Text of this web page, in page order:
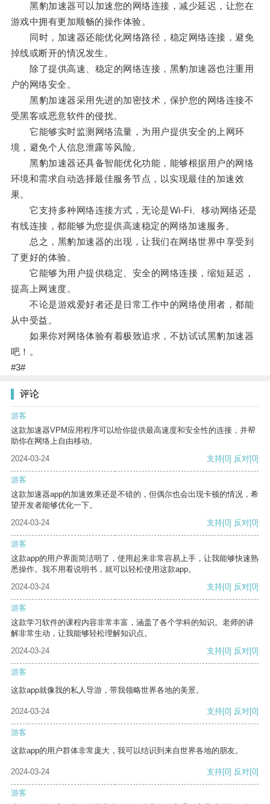
黑豹加速器可以加速您的网络连接，减少延迟，让您在
游戏中拥有更加顺畅的操作体验。
同时，加速器还能优化网络路径，稳定网络连接，避免
掉线或断开的情况发生。
除了提供高速、稳定的网络连接，黑豹加速器也注重用
户的网络安全。
黑豹加速器采用先进的加密技术，保护您的网络连接不
受黑客或恶意软件的侵扰。
它能够实时监测网络流量，为用户提供安全的上网环
境，避免个人信息泄露等风险。
黑豹加速器还具备智能优化功能，能够根据用户的网络
环境和需求自动选择最佳服务节点，以实现最佳的加速效
果。
它支持多种网络连接方式，无论是Wi-Fi、移动网络还是
有线连接，都能够为您提供高速稳定的网络加速服务。
总之，黑豹加速器的出现，让我们在网络世界中享受到
了更好的体验。
它能够为用户提供稳定、安全的网络连接，缩短延迟，
提高上网速度。
不论是游戏爱好者还是日常工作中的网络使用者，都能
从中受益。
如果你对网络体验有着极致追求，不妨试试黑豹加速器
吧！。
#3#
评论
游客
这款加速器VPM应用程序可以给你提供最高速度和安全性的连接，并帮
助你在网络上自由移动。
2024-03-24
支持[0] 反对[0]
游客
这款加速器app的加速效果还是不错的，但偶尔也会出现卡顿的情况，希
望开发者能够优化一下。
2024-03-24
支持[0] 反对[0]
游客
这款app的用户界面简洁明了，使用起来非常容易上手，让我能够快速熟
悉操作。我不用看说明书，就可以轻松使用这款app。
2024-03-24
支持[0] 反对[0]
游客
这款学习软件的课程内容非常丰富，涵盖了各个学科的知识。老师的讲
解非常生动，让我能够轻松理解知识点。
2024-03-24
支持[0] 反对[0]
游客
这款app就像我的私人导游，带我领略世界各地的美景。
2024-03-24 支持[0] 反对[0]
游客
这款app的用户群体非常庞大，我可以结识到来自世界各地的朋友。
2024-03-24 支持[0] 反对[0]
游客